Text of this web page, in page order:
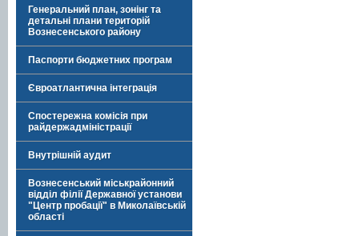
Генеральний план, зонінг та
детальні плани територій
Вознесенського району
Паспорти бюджетних програм
Євроатлантична інтеграція
Спостережна комісія при
райдержадміністрації
Внутрішній аудит
Вознесенський міськрайонний
відділ філії Державної установи
"Центр пробації" в Миколаївській
області